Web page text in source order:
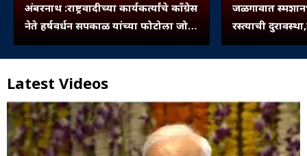
अंबरनाथ :राष्ट्रवादीच्या कार्यकर्त्यांचे काँग्रेस
नेते हर्षवर्धन सपकाळ यांच्या फोटोला जोडे
मारो आंदोलन
जळगावात
रस्त्याची
बुजवले...
Latest Videos